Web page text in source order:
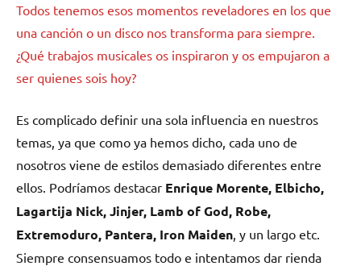
Todos tenemos esos momentos reveladores en los que
una canción o un disco nos transforma para siempre.
¿Qué trabajos musicales os inspiraron y os empujaron a
ser quienes sois hoy?
Es complicado definir una sola influencia en nuestros
temas, ya que como ya hemos dicho, cada uno de
nosotros viene de estilos demasiado diferentes entre
ellos. Podríamos destacar Enrique Morente, Elbicho,
Lagartija Nick, Jinjer, Lamb of God, Robe,
Extremoduro, Pantera, Iron Maiden , y un largo etc.
Siempre consensuamos todo e intentamos dar rienda